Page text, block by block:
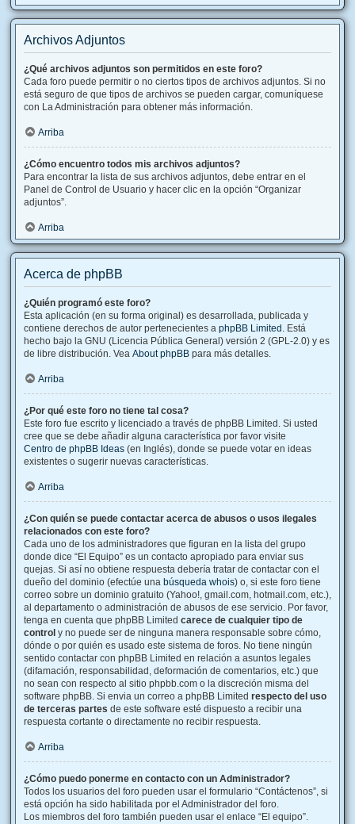
Archivos Adjuntos
¿Qué archivos adjuntos son permitidos en este foro?
Cada foro puede permitir o no ciertos tipos de archivos adjuntos. Si no
está seguro de que tipos de archivos se pueden cargar, comuníquese
con La Administración para obtener más información.
Arriba
¿Cómo encuentro todos mis archivos adjuntos?
Para encontrar la lista de sus archivos adjuntos, debe entrar en el
Panel de Control de Usuario y hacer clic en la opción “Organizar
adjuntos”.
Arriba
Acerca de phpBB
¿Quién programó este foro?
Esta aplicación (en su forma original) es desarrollada, publicada y
contiene derechos de autor pertenecientes a phpBB Limited . Está
hecho bajo la GNU (Licencia Pública General) versión 2 (GPL-2.0) y es
de libre distribución. Vea About phpBB para más detalles.
Arriba
¿Por qué este foro no tiene tal cosa?
Este foro fue escrito y licenciado a través de phpBB Limited. Si usted
cree que se debe añadir alguna característica por favor visite
Centro de phpBB Ideas (en Inglés), donde se puede votar en ideas
existentes o sugerir nuevas características.
Arriba
¿Con quién se puede contactar acerca de abusos o usos ilegales
relacionados con este foro?
Cada uno de los administradores que figuran en la lista del grupo
donde dice “El Equipo” es un contacto apropiado para enviar sus
quejas. Si así no obtiene respuesta debería tratar de contactar con el
dueño del dominio (efectúe una búsqueda whois) o, si este foro tiene
correo sobre un dominio gratuito (Yahoo!, gmail.com, hotmail.com, etc.),
al departamento o administración de abusos de ese servicio. Por favor,
tenga en cuenta que phpBB Limited carece de cualquier tipo de
control y no puede ser de ninguna manera responsable sobre cómo,
dónde o por quién es usado este sistema de foros. No tiene ningún
sentido contactar con phpBB Limited en relación a asuntos legales
(difamación, responsabilidad, deformación de comentarios, etc.) que
no sean con respecto al sitio phpbb.com o la discreción misma del
software phpBB. Si envia un correo a phpBB Limited respecto del uso
de terceras partes de este software esté dispuesto a recibir una
respuesta cortante o directamente no recibir respuesta.
Arriba
¿Cómo puedo ponerme en contacto con un Administrador?
Todos los usuarios del foro pueden usar el formulario “Contáctenos”, si
está opción ha sido habilitada por el Administrador del foro.
Los miembros del foro también pueden usar el enlace “El equipo”.